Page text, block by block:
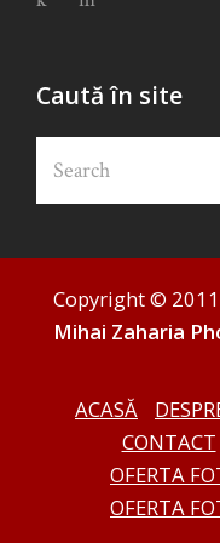
Caută în site
Copyright ©
Mihai Zaharia
ACASĂ
CONTACT
OFERTA
OFERTA